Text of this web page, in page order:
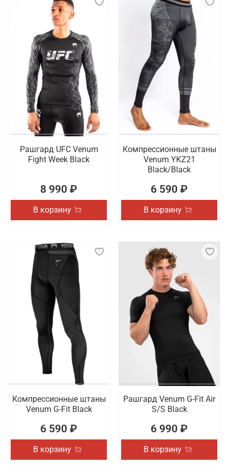
Рашгард UFC Venum
Fight Week Black
8 990 ₽
В корзину
Компрессионные штаны
Venum YKZ21
Black/Black
6 590 ₽
В корзину
Компрессионные штаны
Venum G-Fit Black
6 590 ₽
В корзину
Рашгард Venum G-Fit Air
S/S Black
6 990 ₽
В корзину